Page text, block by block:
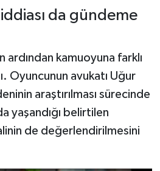
iddiası da gündeme
ardından kamuoyuna farklı
Oyuncunun avukatı Uğur
araştırılması sürecinde
yaşandığı belirtilen
de değerlendirilmesini